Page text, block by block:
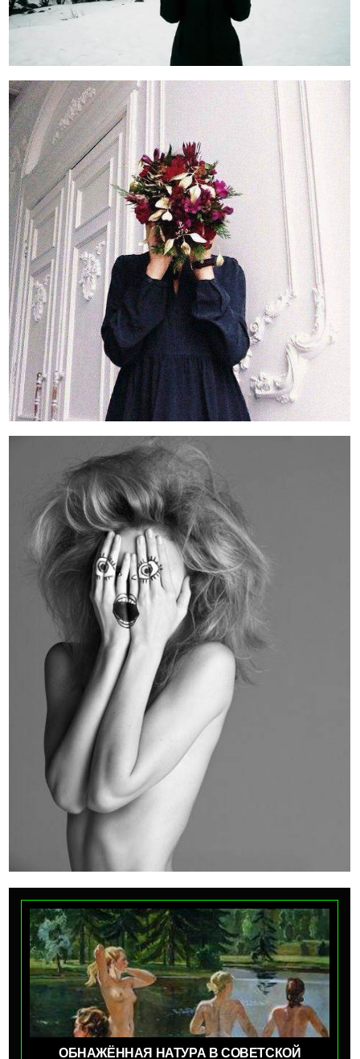
ОБНАЖЁННАЯ НАТУРА В СОВЕТСКОЙ